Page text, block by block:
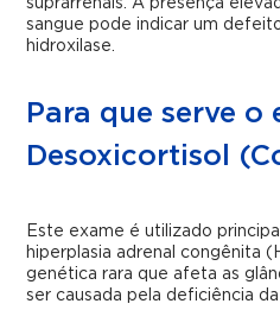
suprarrenais. A presença
sangue pode indicar um
hidroxilase.
Para que serve o
Desoxicortisol
Este exame é utilizado
hiperplasia adrenal congênita
genética rara que afeta as
ser causada pela deficiência